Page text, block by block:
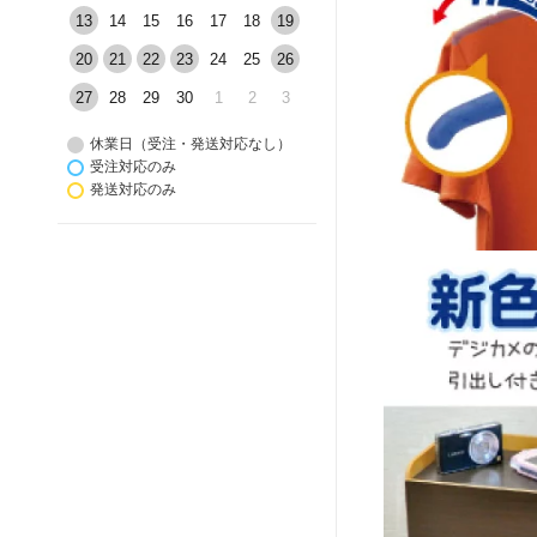
13 14 15 16 17 18 19
20 21 22 23 24 25 26
27 28 29 30 1 2 3
休業日（受注・発送対応なし）
受注対応のみ
発送対応のみ